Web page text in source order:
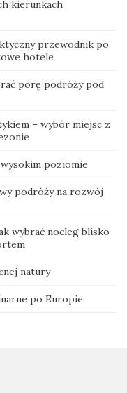
kierunkach
przewodnik po
hotele
porę podróży pod
– wybór miejsc z
poziomie
podróży na rozwój
wybrać nocleg blisko
natury
po Europie